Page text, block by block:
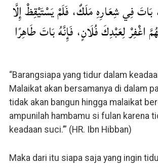
فِي شِعَارِهِ مَلَكٌ، فَلَمْ يَسْتَيْقِظْ إِلَّا
اغْفِرْ لِعَبْدِكَ فُلَانٍ، فَإِنَّهُ بَاتَ طَاهِرًا
“Barangsiapa yang tidur dalam
Malaikat akan bersamanya di dalam
tidak akan bangun hingga malaikat
ampunilah hambamu si fulan karena
keadaan suci.’” (HR. Ibn Hibban)
Maka dari itu siapa saja yang ingin